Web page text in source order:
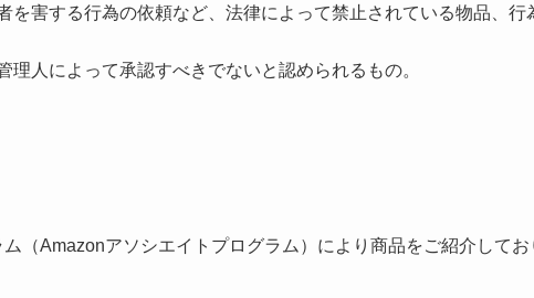
を害する行為の依頼など、法律によって禁止されている物品、行
理人によって承認すべきでないと認められるもの。
（Amazonアソシエイトプログラム）により商品をご紹介してお